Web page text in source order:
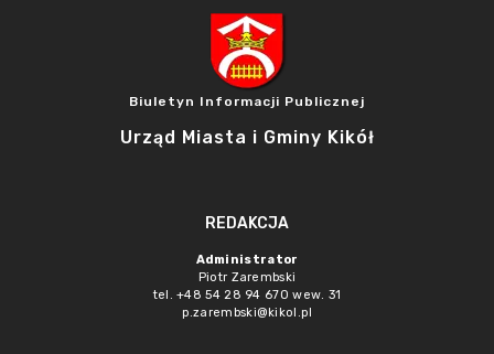
Biuletyn Informacji Publicznej
Urząd Miasta i Gminy Kikół
REDAKCJA
Administrator
Piotr Zarembski
tel. +48 54 28 94 670 wew. 31
p.zarembski@kikol.pl